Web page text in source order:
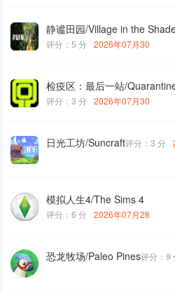
静谧田园/Village in the
评分：5 分 2026年07月30
评分：3 分 2026年07月30
日光工坊/Suncraft评分：3 分
模拟人生4/The Sims 4
评分：6 分 2026年07月28
恐龙牧场/Paleo Pines评分：9